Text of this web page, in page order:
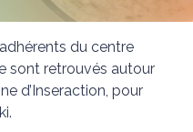
du centre
sont retrouvés autour
d’Inseraction, pour